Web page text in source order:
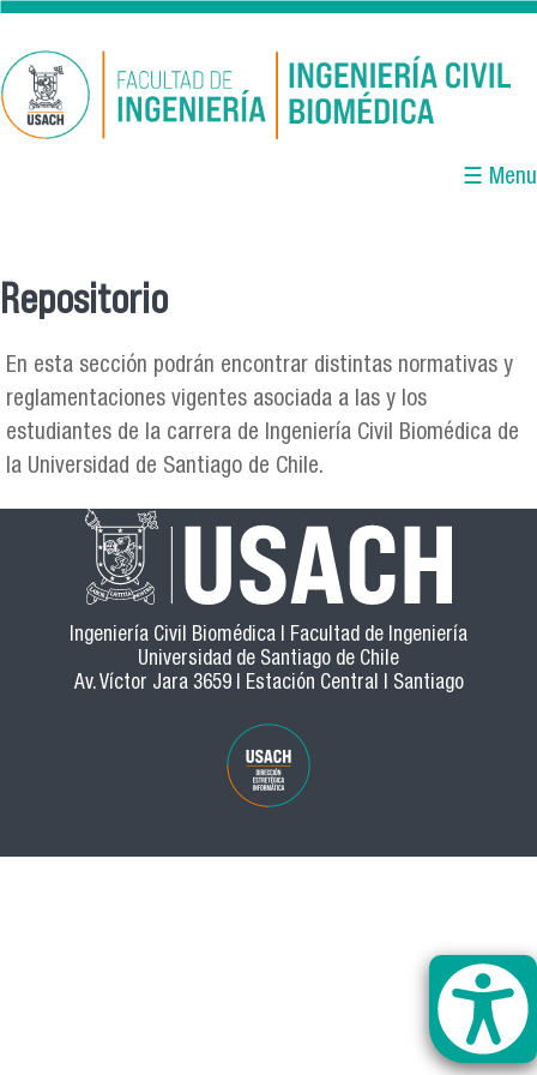
Pasar al contenido principal
☰ Menu
Se encuentra usted aquí
Repositorio
En esta sección podrán encontrar distintas normativas y
reglamentaciones vigentes asociada a las y los
estudiantes de la carrera de Ingeniería Civil Biomédica de
la Universidad de Santiago de Chile.
Ingeniería Civil Biomédica | Facultad de Ingeniería
Universidad de Santiago de Chile
Av. Víctor Jara 3659 | Estación Central | Santiago